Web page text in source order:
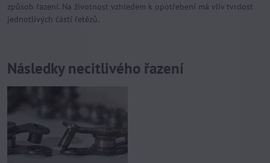
způsob řazení. Na životnost vzhledem k opotřebení má vliv tvrdost
jednotlivých částí řetězů.
Následky necitlivého řazení